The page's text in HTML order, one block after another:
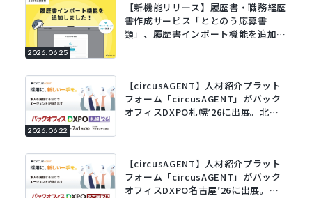
2026.06.25
【新機能リリース】履歴書・職務経歴
書作成サービス「ととのう応募書
類」、履歴書インポート機能を追加。
2026.06.22
【circusAGENT】人材紹介プラット
フォーム「circusAGENT」がバック
オフィスDXPO札幌’26に出展。北海
【circusAGENT】人材紹介プラット
フォーム「circusAGENT」がバック
オフィスDXPO名古屋’26に出展。東